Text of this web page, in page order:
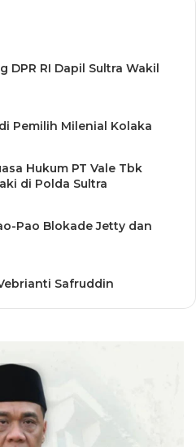
DPR RI Dapil Sultra Wakil
Pemilih Milenial Kolaka
Hukum PT Vale Tbk
di Polda Sultra
Pao Blokade Jetty dan
Safruddin